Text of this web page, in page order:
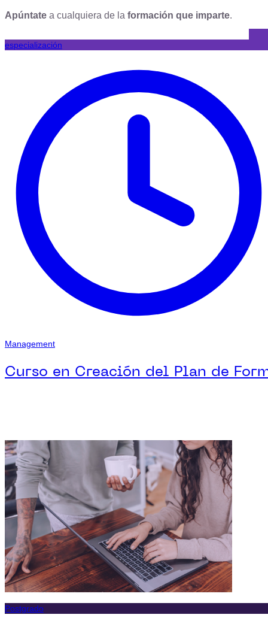
Apúntate a cualquiera de la formación que imparte.
especialización
Management
Curso en Creación del Plan de
Postgrado